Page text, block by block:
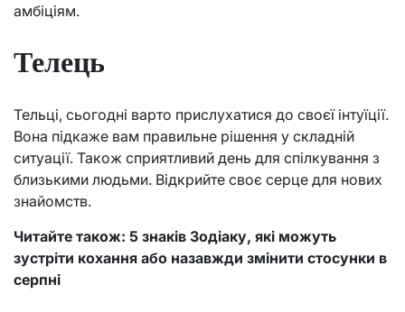
амбіціям.
Телець
Тельці, сьогодні варто прислухатися до своєї інтуїції.
Вона підкаже вам правильне рішення у складній
ситуації. Також сприятливий день для спілкування з
близькими людьми. Відкрийте своє серце для нових
знайомств.
Читайте також: 5 знаків Зодіаку, які можуть
зустріти кохання або назавжди змінити стосунки в
серпні